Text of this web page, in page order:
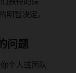
明智决定。
问题
个人或团队